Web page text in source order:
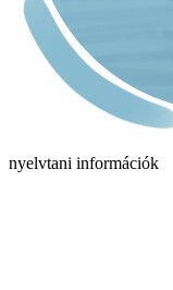
nyelvtani információk